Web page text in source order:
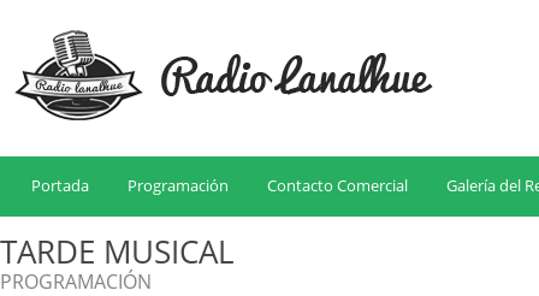
Portada Programación Contacto Comercial Galería del
TARDE MUSICAL
PROGRAMACIÓN